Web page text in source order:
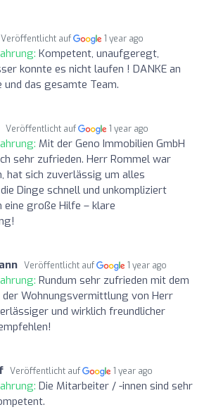
Veröffentlicht auf 1 year ago
Kompetent, unaufgeregt,
konnte es nicht laufen ! DANKE an
und das gesamte Team.
Veröffentlicht auf 1 year ago
Mit der Geno Immobilien GmbH
sehr zufrieden. Herr Rommel war
hat sich zuverlässig um alles
Dinge schnell und unkompliziert
eine große Hilfe – klare
Veröffentlicht auf 1 year ago
Rundum sehr zufrieden mit dem
der Wohnungsvermittlung von Herr
und wirklich freundlicher
Veröffentlicht auf 1 year ago
Die Mitarbeiter / -innen sind sehr